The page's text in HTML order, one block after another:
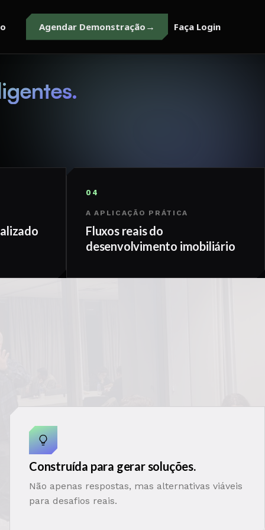
Agendar Demonstração Faça Login
04
A APLICAÇÃO PRÁTICA
Fluxos reais do
desenvolvimento imobiliário
Construída para gerar soluções.
Não apenas respostas, mas alternativas viáveis
para desafios reais.